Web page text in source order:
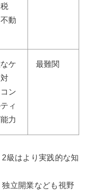
動
ケ
ン
ィ
力
最難関
級はより実践的な知
立開業なども視野